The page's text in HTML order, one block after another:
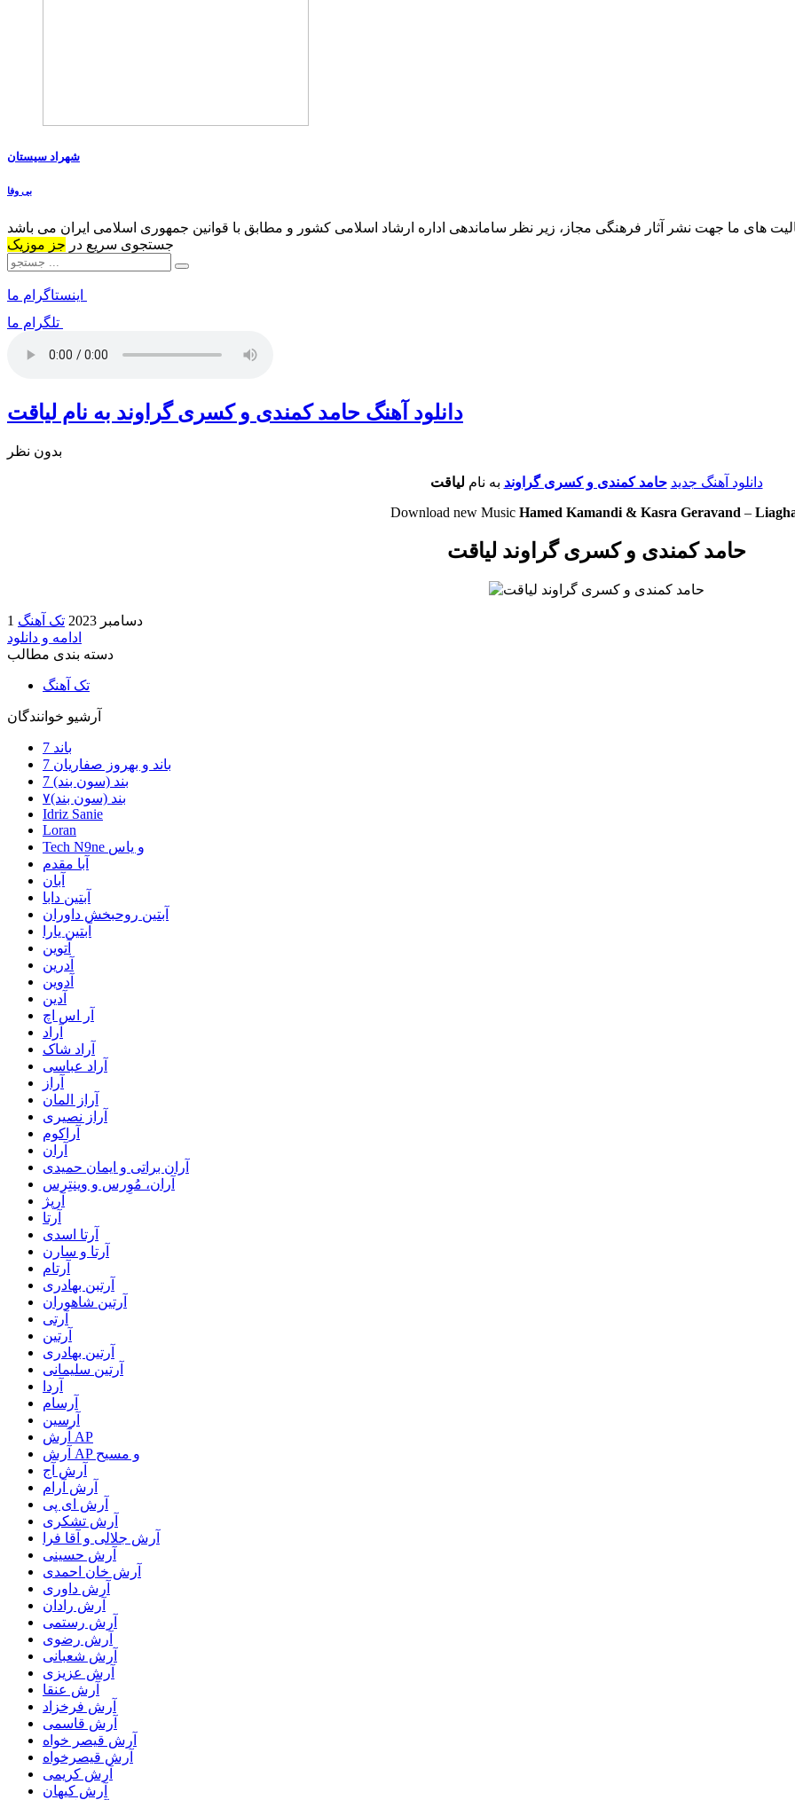
شهراد سیستان
بی وفا
های ما جهت نشر آثار فرهنگی مجاز، زیر نظر ساماندهی اداره ارشاد اسلامی کشور و مطابق با قوانین جمهوری اسلامی ایران می باشد
جستجوی سریع در جز موزیک
اینستاگرام ما
تلگرام ما
دانلود آهنگ حامد کمندی و کسری گراوند به نام لیاقت
بدون نظر
دانلود آهنگ جدید حامد کمندی و کسری گراوند به نام لیاقت
Download new Music Hamed Kamandi & Kasra Geravand –
حامد کمندی و کسری گراوند لیاقت
1 دسامبر 2023
تک آهنگ
ادامه و دانلود
دسته بندی مطالب
تک آهنگ
آرشیو خوانندگان
7 باند
7 باند و بهروز صفاریان
7 بند (سون بند)
۷بند (سون بند)
Idriz Sanie
Loran
Tech N9ne و یاس
آبا مقدم
آبان
آبتین دابا
آبتین روحبخش داوران
آبتین یارا
آتوین
آدرین
آدوین
آدین
آر اس اچ
آراد
آراد شاک
آراد عباسی
آراز
آراز المان
آراز نصیری
آراکوم
آران
آران براتی و ایمان حمیدی
آران، مُوِرس و وینتِرس
آرپژ
آرتا
آرتا اسدی
آرتا و سارن
آرتام
آرتبن بهادری
آرتين شاهوران
آرتی
آرتین
آرتین بهادری
آرتین سلیمانی
آردا
آرسام
آرسین
آرش AP
آرش AP و مسیح
آرش آج
آرش آرام
آرش ای پی
آرش تشکری
آرش جلالی و آقا فرا
آرش حسینی
آرش خان احمدی
آرش داوری
آرش رادان
آرش رستمى
آرش رضوی
آرش شعبانی
آرش عزیزی
آرش عنقا
آرش فرخزاد
آرش قاسمی
آرش قیصر خواه
آرش قیصرخواه
آرش کریمی
آرش کیهان